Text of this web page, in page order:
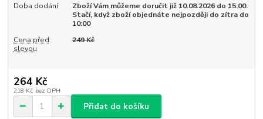
Doba dodání
Zboží Vám můžeme doručit již 10.08.2026 do 15:00.
Stačí, když zboží objednáte nejpozději do zítra do
10:00
Cena před
slevou
249 Kč
264 Kč
218 Kč bez DPH
Přidat do košíku